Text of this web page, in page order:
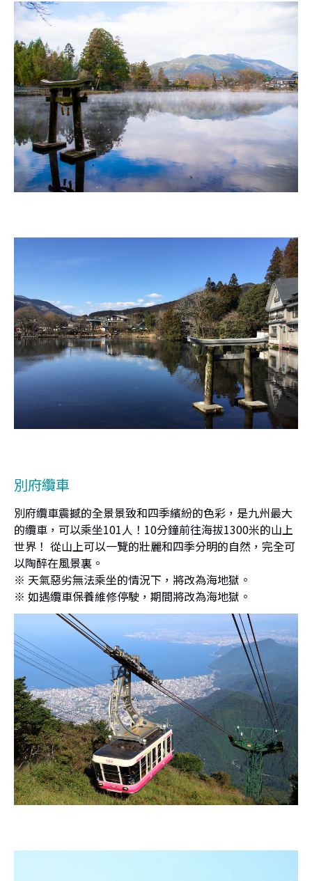
別府纜車
別府纜車震撼的全景景致和四季繽紛的色彩，是九州最大
的纜車，可以乘坐101人！10分鐘前往海拔1300米的山上
世界！ 從山上可以一覽的壯麗和四季分明的自然，完全可
以陶醉在風景裏。
※ 天氣惡劣無法乘坐的情況下，將改為海地獄。
※ 如遇纜車保養維修停駛，期間將改為海地獄。